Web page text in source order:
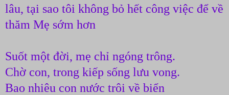
lâu, tại sao tôi không bỏ hết công việc để về
thăm Mẹ sớm hơn
Suốt một đời, mẹ chỉ ngóng trông.
Chờ con, trong kiếp sống lưu vong.
Bao nhiêu con nước trôi về biển